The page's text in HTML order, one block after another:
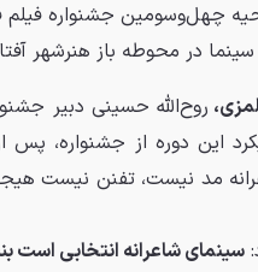
چهل‌و‌سومین جشنواره فیلم
در محوطه باز هنرشهر
روح‌الله حسینی دبیر
این دوره از جشنواره،
مد ‌نیست، تفنن نیست
سینمای شاعرانه انتخابی است